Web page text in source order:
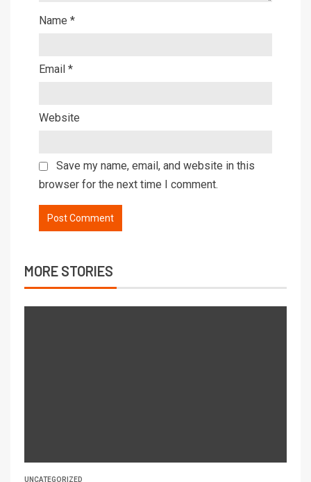
Name *
Email *
Website
Save my name, email, and website in this
browser for the next time I comment.
MORE STORIES
UNCATEGORIZED